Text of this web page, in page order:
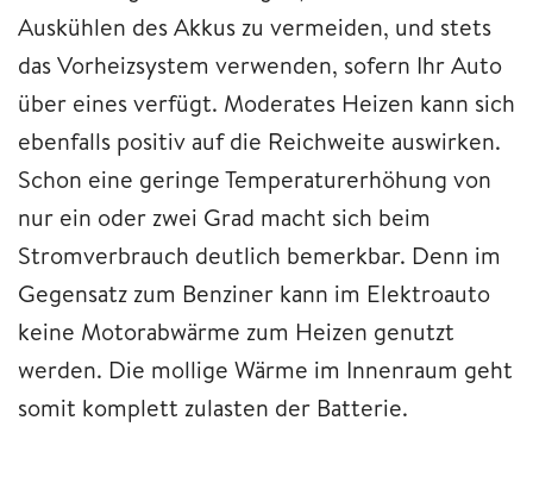
Auskühlen des Akkus zu vermeiden, und stets
das Vorheizsystem verwenden, sofern Ihr Auto
über eines verfügt. Moderates Heizen kann sich
ebenfalls positiv auf die Reichweite auswirken.
Schon eine geringe Temperaturerhöhung von
nur ein oder zwei Grad macht sich beim
Stromverbrauch deutlich bemerkbar. Denn im
Gegensatz zum Benziner kann im Elektroauto
keine Motorabwärme zum Heizen genutzt
werden. Die mollige Wärme im Innenraum geht
somit komplett zulasten der Batterie.